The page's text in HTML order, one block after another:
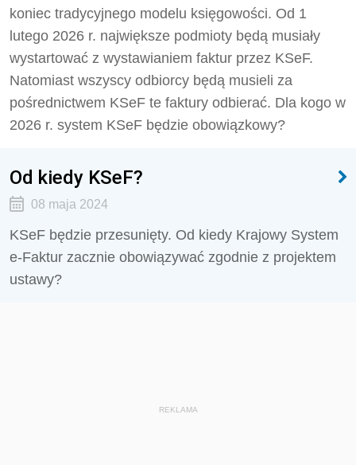
koniec tradycyjnego modelu księgowości. Od 1
lutego 2026 r. największe podmioty będą musiały
wystartować z wystawianiem faktur przez KSeF.
Natomiast wszyscy odbiorcy będą musieli za
pośrednictwem KSeF te faktury odbierać. Dla kogo w
2026 r. system KSeF będzie obowiązkowy?
Od kiedy KSeF?
08 maja 2024
KSeF będzie przesunięty. Od kiedy Krajowy System
e-Faktur zacznie obowiązywać zgodnie z projektem
ustawy?
REKLAMA